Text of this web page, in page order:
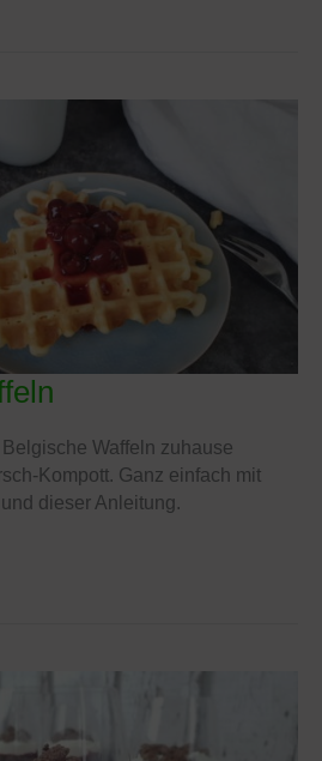
Waffeln zuhause
Kompott. Ganz einfach mit
dieser Anleitung.